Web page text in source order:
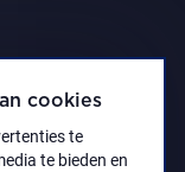
cookies
te
te bieden en